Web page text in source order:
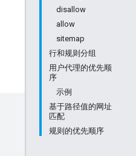
disallow
allow
sitemap
行和规则分组
用户代理的优先顺
序
示例
基于路径值的网址
匹配
规则的优先顺序